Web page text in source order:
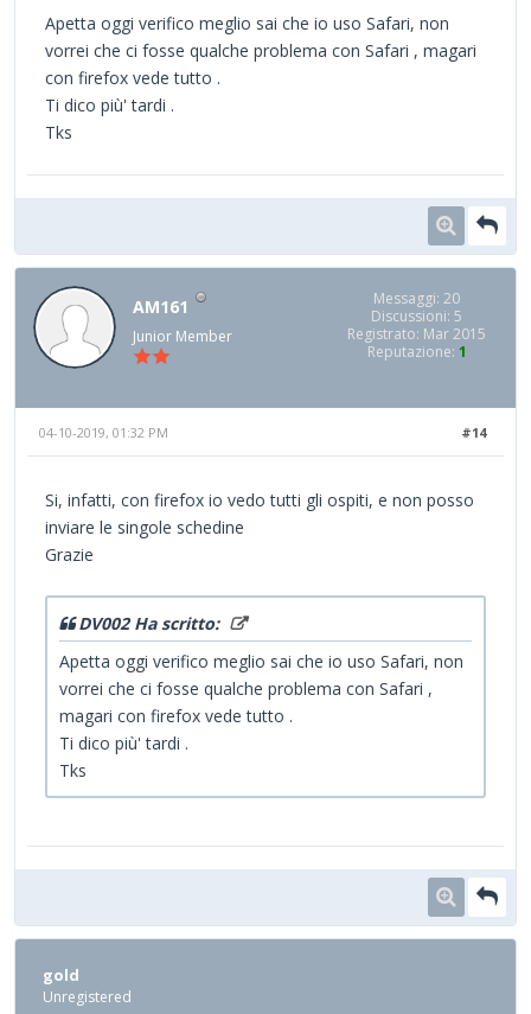
Apetta oggi verifico meglio sai che io uso Safari, non
vorrei che ci fosse qualche problema con Safari , magari
con firefox vede tutto .
Ti dico più' tardi .
Tks
AM161
Junior Member
Messaggi: 20
Discussioni: 5
Registrato: Mar 2015
Reputazione: 1
#14
04-10-2019, 01:32 PM
Si, infatti, con firefox io vedo tutti gli ospiti, e non posso
inviare le singole schedine
Grazie
DV002 Ha scritto:
Apetta oggi verifico meglio sai che io uso Safari, non
vorrei che ci fosse qualche problema con Safari ,
magari con firefox vede tutto .
Ti dico più' tardi .
Tks
gold
Unregistered